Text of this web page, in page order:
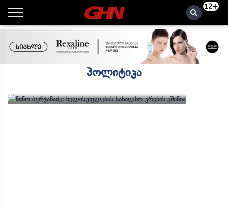
12+
პოლიტიკა